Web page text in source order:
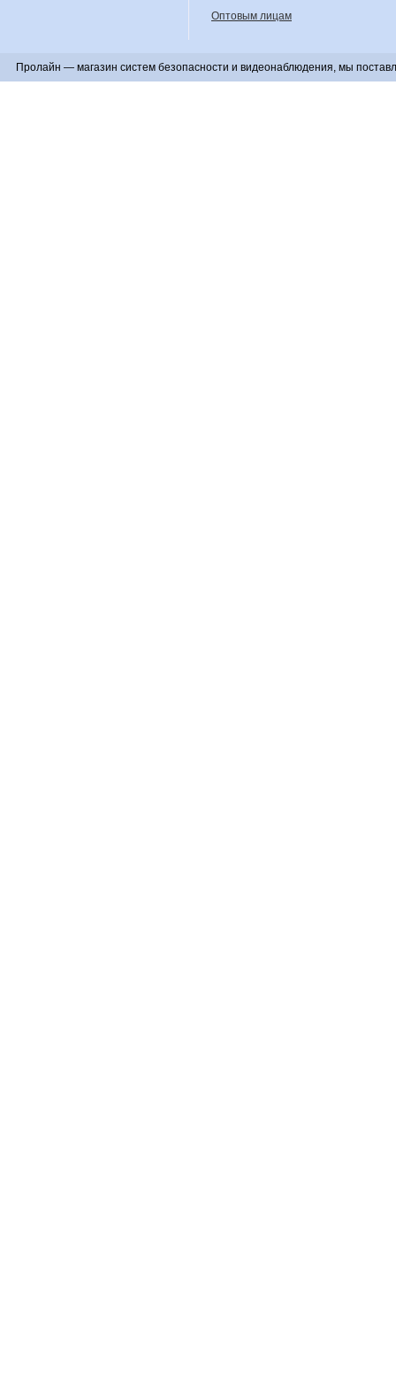
Оптовым лицам
Пролайн — магазин систем безопасности и видеонаблюдения, мы